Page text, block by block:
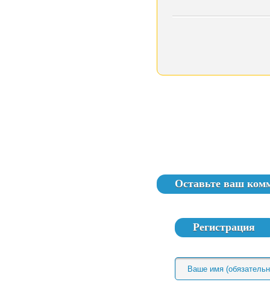
Оставьте ваш
Регистрация